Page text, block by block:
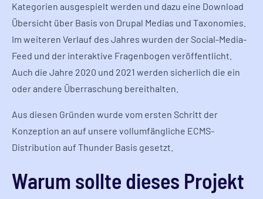
Kategorien ausgespielt werden und dazu eine Download
Übersicht über Basis von Drupal Medias und Taxonomies.
Im weiteren Verlauf des Jahres wurden der Social-Media-
Feed und der interaktive Fragenbogen veröffentlicht.
Auch die Jahre 2020 und 2021 werden sicherlich die ein
oder andere Überraschung bereithalten.
Aus diesen Gründen wurde vom ersten Schritt der
Konzeption an auf unsere vollumfängliche ECMS-
Distribution auf Thunder Basis gesetzt.
Warum sollte dieses Projekt